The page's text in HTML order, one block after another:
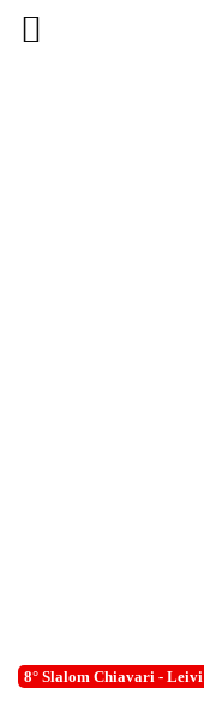
8° Slalom Chiavari - Leivi